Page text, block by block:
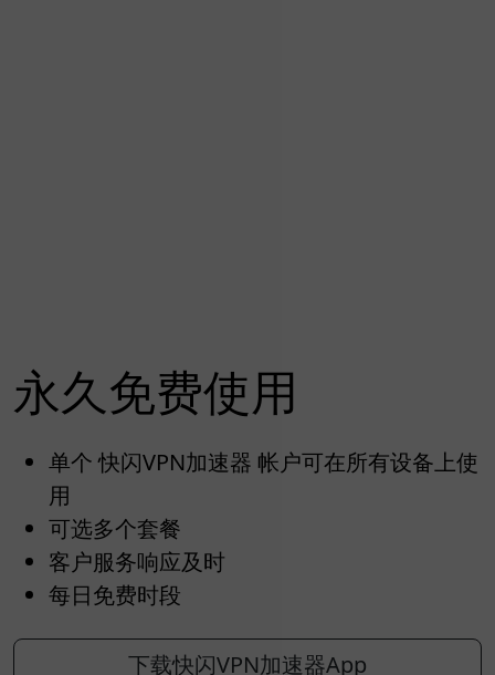
永久免费使用
单个 快闪VPN加速器 帐户可在所有设备上使
用
可选多个套餐
客户服务响应及时
每日免费时段
下载快闪VPN加速器App